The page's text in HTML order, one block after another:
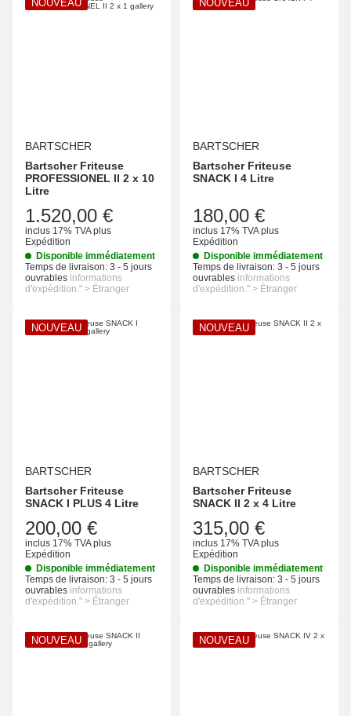
NOUVEAU
BARTSCHER
Bartscher Friteuse
PROFESSIONEL II 2 x 10
Litre
1.520,00 €
inclus 17% TVAplus
Expédition
Disponible immédiatement
Temps de livraison: 3 - 5 jours
ouvrables informations
d'expédition." > Étranger
NOUVEAU
BARTSCHER
Bartscher Friteuse
SNACK I 4 Litre
180,00 €
inclus 17% TVAplus
Expédition
Disponible immédiatement
Temps de livraison: 3 - 5 jours
ouvrables informations
d'expédition." > Étranger
NOUVEAU
BARTSCHER
Bartscher Friteuse
SNACK I PLUS 4 Litre
200,00 €
inclus 17% TVAplus
Expédition
Disponible immédiatement
Temps de livraison: 3 - 5 jours
ouvrables informations
d'expédition." > Étranger
NOUVEAU
BARTSCHER
Bartscher Friteuse
SNACK II 2 x 4 Litre
315,00 €
inclus 17% TVAplus
Expédition
Disponible immédiatement
Temps de livraison: 3 - 5 jours
ouvrables informations
d'expédition." > Étranger
NOUVEAU NOUVEAU